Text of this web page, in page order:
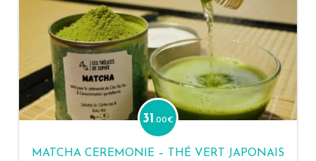
31 .00€
MATCHA CEREMONIE – THÉ VERT JAPONAIS